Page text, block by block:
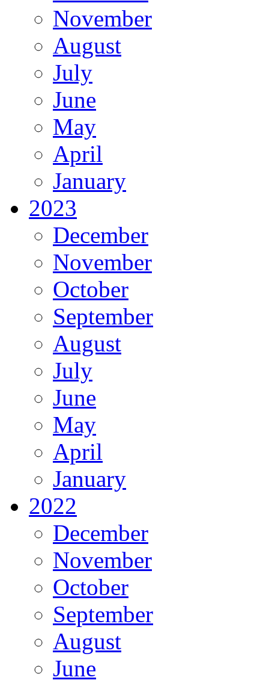
November
August
July
June
May
April
January
2023
December
November
October
September
August
July
June
May
April
January
2022
December
November
October
September
August
June